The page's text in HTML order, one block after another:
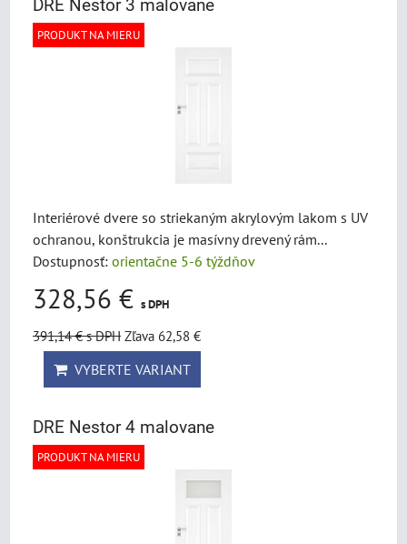
DRE Nestor 3 malovane
PRODUKT NA MIERU
Interiérové dvere so striekaným akrylovým lakom s UV
ochranou, konštrukcia je masívny drevený rám...
Dostupnosť: orientačne 5-6 týždňov
328,56 € s DPH
391,14 €s DPH Zľava 62,58 €
VYBERTE VARIANT
DRE Nestor 4 malovane
PRODUKT NA MIERU